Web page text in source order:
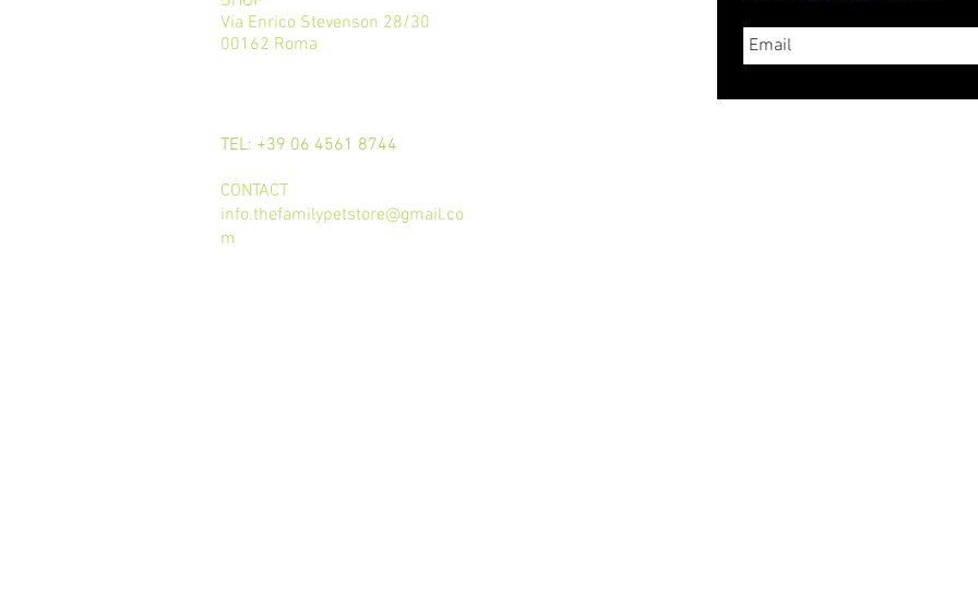
Via Enrico Stevenson 28/30
00162 Roma
TEL: +39 06 4561 8744
CONTACT
info.thefamilypetstore@gmail.co
m